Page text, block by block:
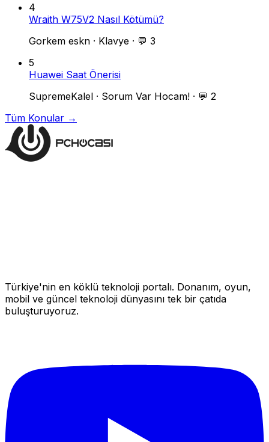
4
Wraith W75V2 Nasıl Kötümü?
Gorkem eskn · Klavye · 💬 3
5
Huawei Saat Önerisi
SupremeKalel · Sorum Var Hocam! · 💬 2
Tüm Konular →
Türkiye'nin en köklü teknoloji portalı. Donanım, oyun,
mobil ve güncel teknoloji dünyasını tek bir çatıda
buluşturuyoruz.